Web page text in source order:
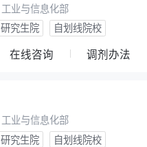
工业与信息化部
研究生院 自划线院校
在线咨询 调剂办法
工业与信息化部
研究生院 自划线院校